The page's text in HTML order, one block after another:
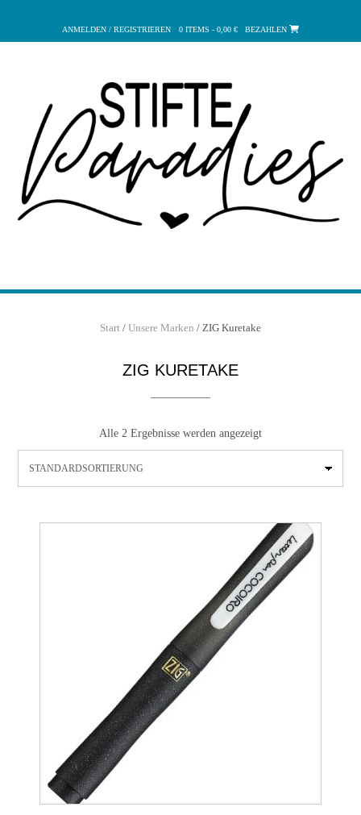
springen
ANMELDEN / REGISTRIEREN 0 ITEMS - 0,00 € BEZAHLEN
Start / Unsere Marken / ZIG Kuretake
ZIG KURETAKE
Alle 2 Ergebnisse werden angezeigt